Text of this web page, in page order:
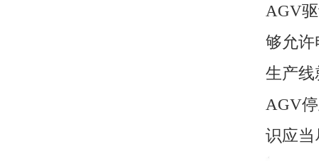
AGV
够允
生产线
AGV
识应当